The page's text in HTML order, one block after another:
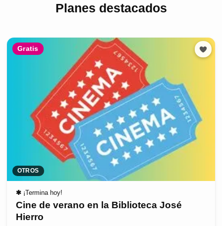
Planes destacados
Gratis
OTROS
✱ ¡Termina hoy!
Cine de verano en la Biblioteca José
Hierro